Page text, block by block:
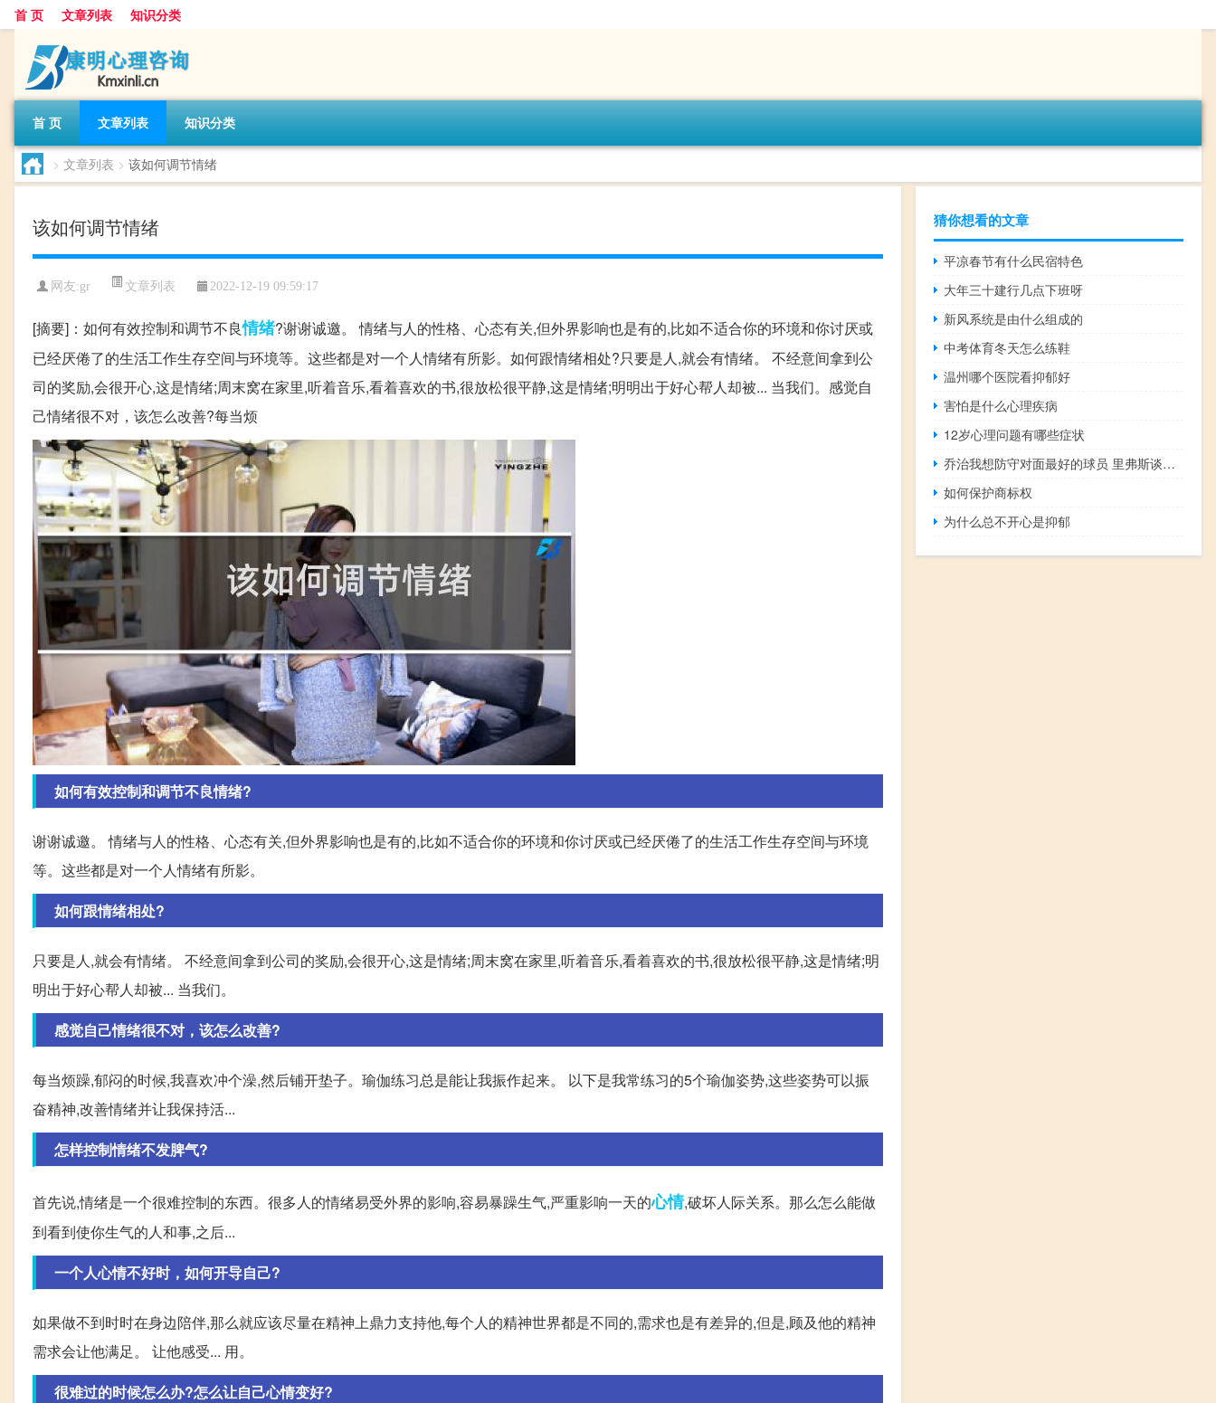
首 页 文章列表 知识分类
首 页 文章列表 知识分类
> 文章列表 > 该如何调节情绪
该如何调节情绪
网友:gr 文章列表 2022-12-19 09:59:17
[摘要]：如何有效控制和调节不良情绪?谢谢诚邀。 情绪与人的性格、心态有关,但外界影响也是有的,比如不适合你的环境和你讨厌或
已经厌倦了的生活工作生存空间与环境等。这些都是对一个人情绪有所影。如何跟情绪相处?只要是人,就会有情绪。 不经意间拿到公
司的奖励,会很开心,这是情绪;周末窝在家里,听着音乐,看着喜欢的书,很放松很平静,这是情绪;明明出于好心帮人却被... 当我们。感觉自
己情绪很不对，该怎么改善?每当烦
如何有效控制和调节不良情绪?
谢谢诚邀。 情绪与人的性格、心态有关,但外界影响也是有的,比如不适合你的环境和你讨厌或已经厌倦了的生活工作生存空间与环境
等。这些都是对一个人情绪有所影。
如何跟情绪相处?
只要是人,就会有情绪。 不经意间拿到公司的奖励,会很开心,这是情绪;周末窝在家里,听着音乐,看着喜欢的书,很放松很平静,这是情绪;明
明出于好心帮人却被... 当我们。
感觉自己情绪很不对，该怎么改善?
每当烦躁,郁闷的时候,我喜欢冲个澡,然后铺开垫子。瑜伽练习总是能让我振作起来。 以下是我常练习的5个瑜伽姿势,这些姿势可以振
奋精神,改善情绪并让我保持活...
怎样控制情绪不发脾气?
首先说,情绪是一个很难控制的东西。很多人的情绪易受外界的影响,容易暴躁生气,严重影响一天的心情,破坏人际关系。那么怎么能做
到看到使你生气的人和事,之后...
一个人心情不好时，如何开导自己?
如果做不到时时在身边陪伴,那么就应该尽量在精神上鼎力支持他,每个人的精神世界都是不同的,需求也是有差异的,但是,顾及他的精神
需求会让他满足。 让他感受... 用。
很难过的时候怎么办?怎么让自己心情变好?
猜你想看的文章
平凉春节有什么民宿特色
大年三十建行几点下班呀
新风系统是由什么组成的
中考体育冬天怎么练鞋
温州哪个医院看抑郁好
害怕是什么心理疾病
12岁心理问题有哪些症状
乔治我想防守对面最好的球员 里弗斯谈当年快船那支球队永远都不会赢相处不好无合作
如何保护商标权
为什么总不开心是抑郁